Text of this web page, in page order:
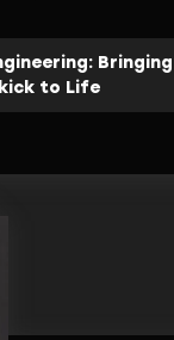
to Life